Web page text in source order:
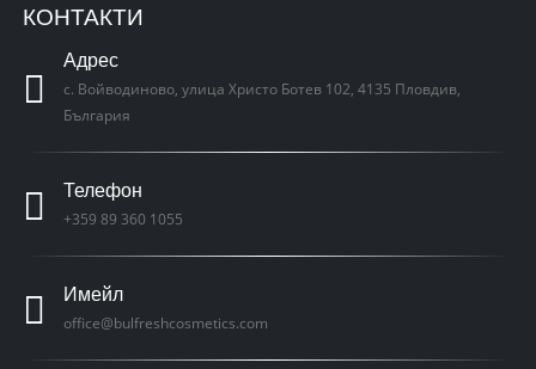
КОНТАКТИ
Адрес
с. Войводиново, улица Христо Ботев 102, 4135 Пловдив,
България
Телефон
+359 89 360 1055
Имейл
office@bulfreshcosmetics.com